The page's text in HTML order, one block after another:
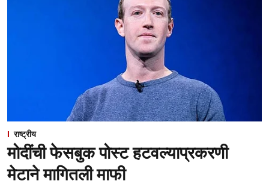
राष्ट्रीय
मोदींची फेसबुक पोस्ट हटवल्याप्रकरणी
मेटाने मागितली माफी